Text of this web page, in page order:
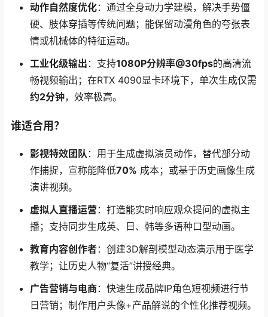
动作自然度优化：通过全身动力学建模，解决手势僵
硬、肢体穿插等传统问题；能保留动漫角色的夸张表
情或机械体的特征运动。
工业化级输出 ：支持1080P分辨率@30fps的高清流
畅视频输出；在RTX 4090显卡环境下，单次生成仅需
约2分钟，效率极高。
谁适合用？
影视特效团队 ：用于生成虚拟演员动作，替代部分动
作捕捉，宣称能降低70% 成本；或基于历史画像生成
演讲视频。
虚拟人直播运营：打造能实时响应观众提问的虚拟主
播；支持同步生成英、日、韩等多语种口型动画。
教育内容创作者：创建3D解剖模型动态演示用于医学
教学；让历史人物“复活”讲授经典。
广告营销与电商：快速生成品牌IP角色短视频进行节
日营销；制作用户头像+产品解说的个性化推荐视频。